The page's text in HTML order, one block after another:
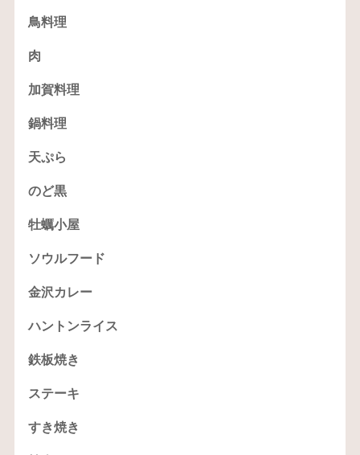
鳥料理
肉
加賀料理
鍋料理
天ぷら
のど黒
牡蠣小屋
ソウルフード
金沢カレー
ハントンライス
鉄板焼き
ステーキ
すき焼き